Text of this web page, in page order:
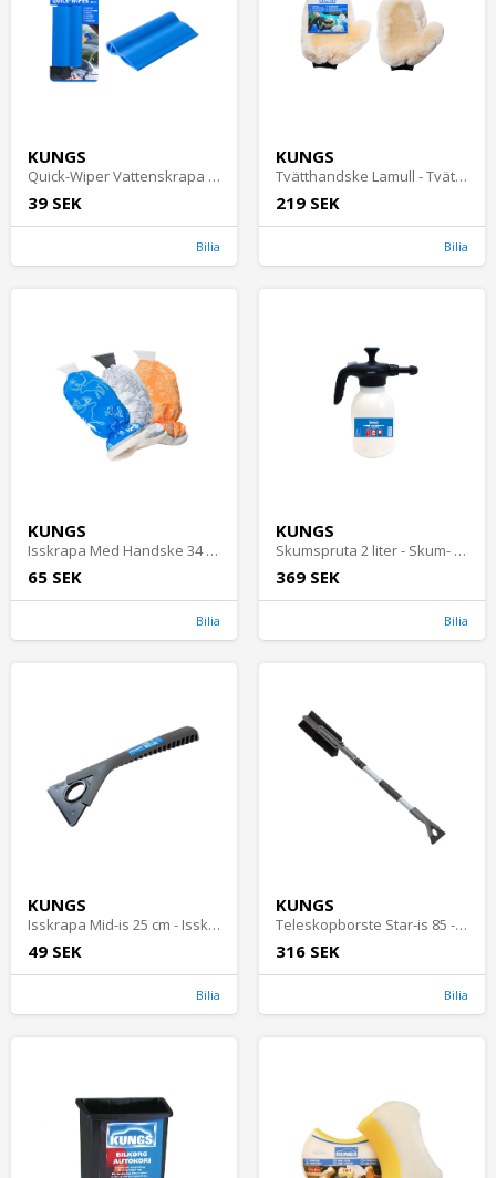
KUNGS
Quick-Wiper Vattenskrapa 14 cm - Våtskrapor
39 SEK
Bilia
KUNGS
Tvätthandske Lamull - Tvättsvampar
219 SEK
Bilia
KUNGS
Isskrapa Med Handske 34 cm - Isskrapor och snöborstar
65 SEK
Bilia
KUNGS
Skumspruta 2 liter - Skum- och trycksprutor
369 SEK
Bilia
KUNGS
Isskrapa Mid-is 25 cm - Isskrapor och snöborstar
49 SEK
Bilia
KUNGS
Teleskopborste Star-is 85 - 125 cm - Isskrapor och snöborstar
316 SEK
Bilia